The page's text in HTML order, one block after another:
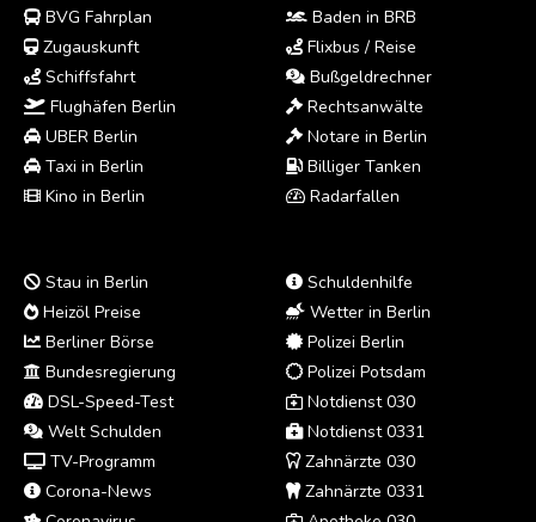
BVG Fahrplan
Zugauskunft
Schiffsfahrt
Flughäfen Berlin
UBER Berlin
Taxi in Berlin
Kino in Berlin
Baden in BRB
Flixbus / Reise
Bußgeldrechner
Rechtsanwälte
Notare in Berlin
Billiger Tanken
Radarfallen
Stau in Berlin
Heizöl Preise
Berliner Börse
Bundesregierung
DSL-Speed-Test
Welt Schulden
TV-Programm
Corona-News
Schuldenhilfe
Wetter in Berlin
Polizei Berlin
Polizei Potsdam
Notdienst 030
Notdienst 0331
Zahnärzte 030
Zahnärzte 0331